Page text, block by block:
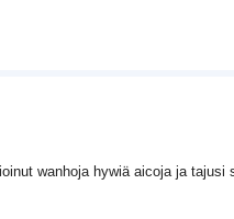
wanhoja hywiä aicoja ja